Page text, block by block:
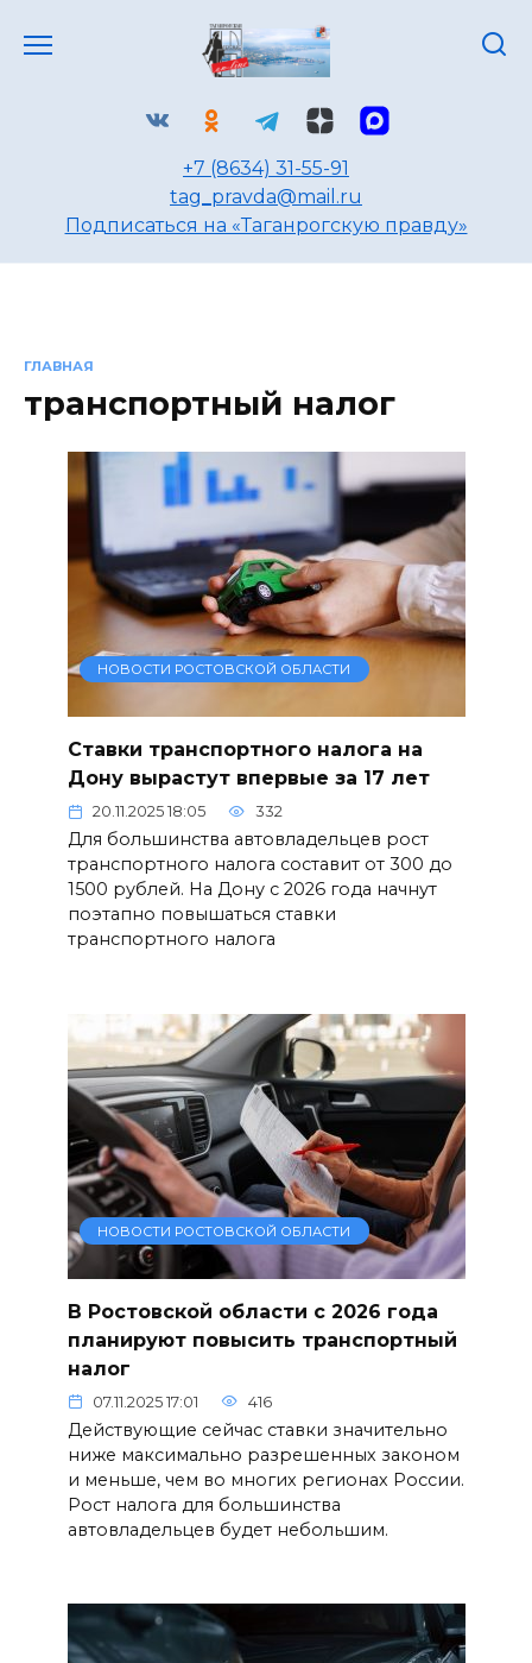
+7 (8634) 31-55-91
tag_pravda@mail.ru
Подписаться на «Таганрогскую правду»
ГЛАВНАЯ
транспортный налог
НОВОСТИ РОСТОВСКОЙ ОБЛАСТИ
Ставки транспортного налога на
Дону вырастут впервые за 17 лет
20.11.2025 18:05 332
Для большинства автовладельцев рост
транспортного налога составит от 300 до
1500 рублей. На Дону с 2026 года начнут
поэтапно повышаться ставки
транспортного налога
НОВОСТИ РОСТОВСКОЙ ОБЛАСТИ
В Ростовской области с 2026 года
планируют повысить транспортный
налог
07.11.2025 17:01 416
Действующие сейчас ставки значительно
ниже максимально разрешенных законом
и меньше, чем во многих регионах России.
Рост налога для большинства
автовладельцев будет небольшим.